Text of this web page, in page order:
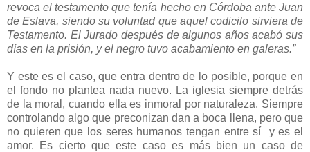
revoca el testamento que tenía hecho en Córdoba ante Juan
de Eslava, siendo su voluntad que aquel codicilo sirviera de
Testamento. El Jurado después de algunos años acabó sus
días en la prisión, y el negro tuvo acabamiento en galeras.”
Y este es el caso, que entra dentro de lo posible, porque en
el fondo no plantea nada nuevo. La iglesia siempre detrás
de la moral, cuando ella es inmoral por naturaleza. Siempre
controlando algo que preconizan dan a boca llena, pero que
no quieren que los seres humanos tengan entre sí y es el
amor. Es cierto que este caso es más bien un caso de